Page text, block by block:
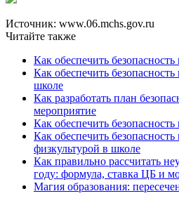
Источник: www.06.mchs.gov.ru
Читайте также
Как обеспечить
Как обеспечить
школе
Как разработать план
мероприятие
Как обеспечить
Как обеспечить безопасность
физкультурой в школе
Как правильно рассчитать
году: формула, ставка ЦБ и
Магия образования: